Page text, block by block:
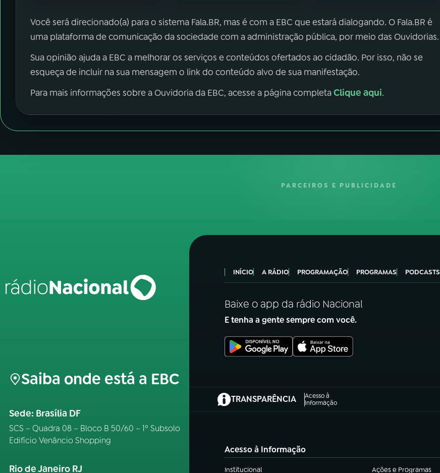
Você será direcionado(a) para o sistema Fala.BR, mas é com a EBC que estará dialogando. O Fala.BR é
uma plataforma de comunicação da sociedade com a administração pública, por meio das Ouvidorias.
Sua opinião ajuda a EBC a melhorar os serviços e conteúdos ofertados ao cidadão. Por isso, não se
esqueça de incluir na sua mensagem o link do conteúdo alvo de sua manifestação.
Para mais informações sobre a Ouvidoria da EBC, acesse a página completaClique aqui.
PARCEIROS E PUBLICIDADE
Saiba onde está a EBC
Sede: Brasília DF
SCS – Quadra 08 – Bloco B 50/60 – 1º Subsolo
Edifício Venâncio Shopping
Rio de Janeiro RJ
INÍCIO A RÁDIO PROGRAMAÇÃO PROGRAMAS PODCASTS
Baixe o app da rádio Nacional
E tenha a gente sempre com você.
TRANSPARÊNCIA
Acesso à
Informação
(abre em nova aba)
Acesso à Informação
Institucional Ações e Programas